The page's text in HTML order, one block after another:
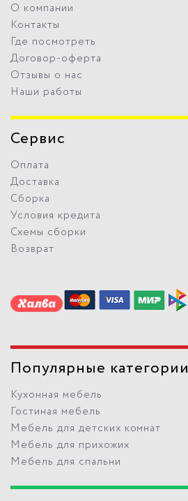
О компании
Контакты
Где посмотреть
Договор-оферта
Отзывы о нас
Наши работы
Сервис
Оплата
Доставка
Сборка
Условия кредита
Схемы сборки
Возврат
Популярные категории
Кухонная мебель
Гостиная мебель
Мебель для детских комнат
Мебель для прихожих
Мебель для спальни